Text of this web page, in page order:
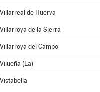
Villarreal de Huerva
Villarroya de la Sierra
Villarroya del Campo
Vilueña (La)
Vistabella